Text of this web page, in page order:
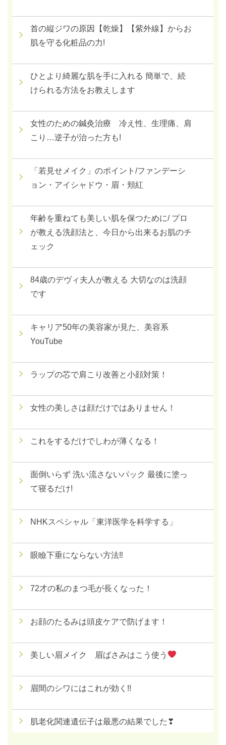
首の縦ジワの原因【乾燥】【紫外線】からお
肌を守る化粧品の力!
ひとより綺麗な肌を手に入れる 簡単で、続
けられる方法をお教えします
女性のための鍼灸治療 冷え性、生理痛、肩
こり…逆子が治った方も!
「若見せメイク」のポイント/ファンデーシ
ョン・アイシャドウ・眉・頬紅
年齢を重ねても美しい肌を保つために/ プロ
が教える洗顔法と、今日から出来るお肌のチ
ェック
84歳のデヴィ夫人が教える 大切なのは洗顔
です
キャリア50年の美容家が見た、美容系
YouTube
ラップの芯で肩こり改善と小顔対策！
女性の美しさは顔だけではありません！
これをするだけでしわが薄くなる！
面倒いらず 洗い流さないパック 最後に塗っ
て寝るだけ!
NHKスペシャル「東洋医学を科学する」
眼瞼下垂にならない方法‼
72才の私のまつ毛が長くなった！
お顔のたるみは頭皮ケアで防げます！
美しい眉メイク 眉ばさみはこう使う
眉間のシワにはこれが効く!!
肌老化関連遺伝子は最悪の結果でした❣